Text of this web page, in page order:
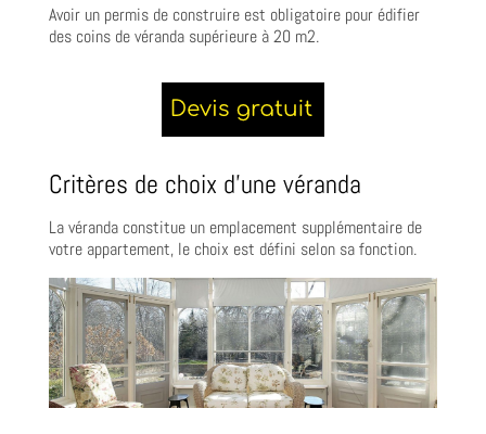
Avoir un permis de construire est obligatoire pour édifier
des coins de véranda supérieure à 20 m2.
Critères de choix d’une véranda
La véranda constitue un emplacement supplémentaire de
votre appartement, le choix est défini selon sa fonction.